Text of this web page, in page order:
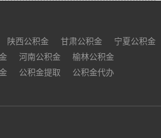
陕西公积金 甘肃公积金
宁夏公积金
河南公积金
榆林公积金
公积金提取
公积金代办